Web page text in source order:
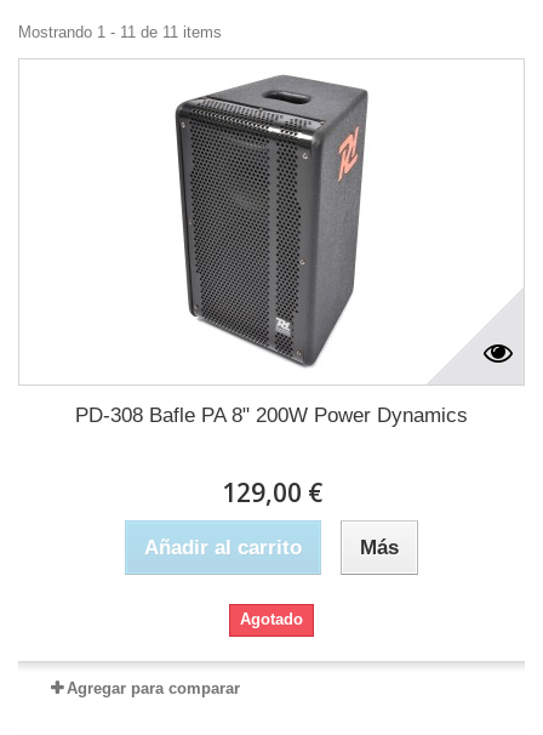
Mostrando 1 - 11 de 11 items
PD-308 Bafle PA 8" 200W Power Dynamics
129,00 €
Añadir al carrito Más
Agotado
Agregar para comparar